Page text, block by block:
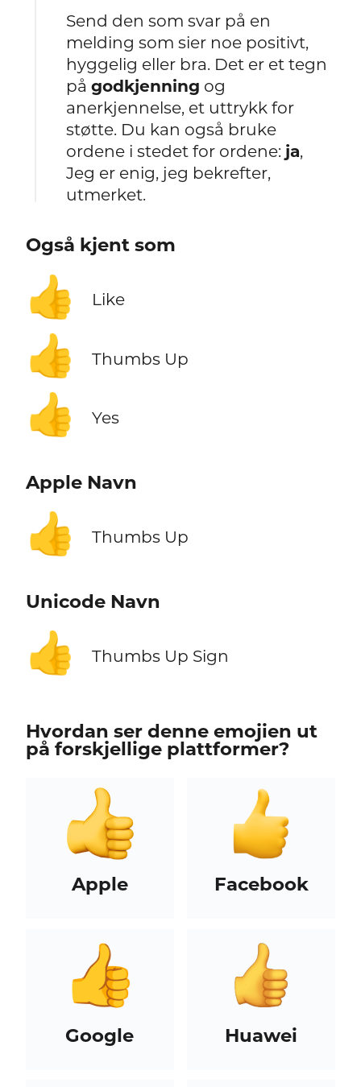
Send den som svar på en
melding som sier noe positivt,
hyggelig eller bra. Det er et tegn
pågodkjenning og
anerkjennelse, et uttrykk for
støtte. Du kan også bruke
ordene i stedet for ordene: ja,
Jeg er enig, jeg bekrefter,
utmerket.
Også kjent som
👍 Like
👍 Thumbs Up
👍 Yes
Apple Navn
👍 Thumbs Up
Unicode Navn
👍 Thumbs Up Sign
Hvordan ser denne emojien ut
på forskjellige plattformer?
Apple Facebook
Google Huawei